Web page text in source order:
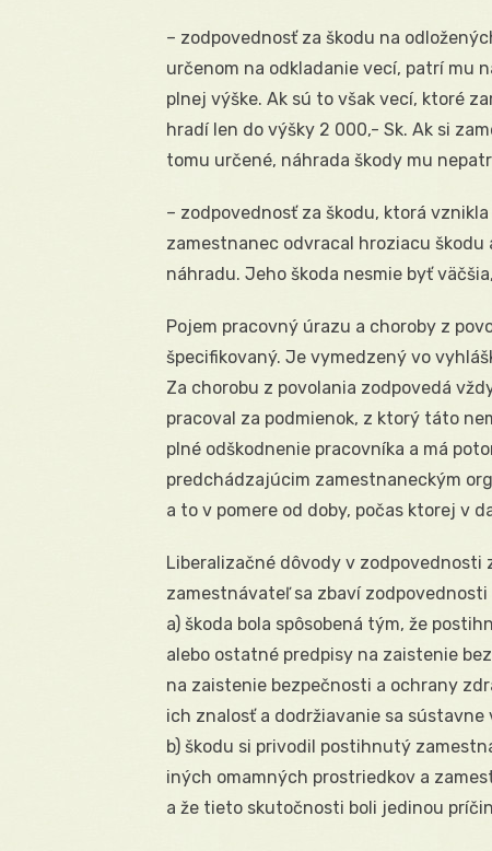
– zodpovednosť za škodu na
určenom na odkladanie vecí, patrí mu
plnej výške. Ak sú to však vecí, ktoré
hradí len do výšky 2 000,- Sk. Ak si
tomu určené, náhrada škody mu
– zodpovednosť za škodu, ktorá
zamestnanec odvracal hroziacu
náhradu. Jeho škoda nesmie byť
Pojem pracovný úrazu a choroby z
špecifikovaný. Je vymedzený vo
Za chorobu z povolania zodpovedá
pracoval za podmienok, z ktorý táto
plné odškodnenie pracovníka a má
predchádzajúcim zamestnaneckým
a to v pomere od doby, počas ktorej v
Liberalizačné dôvody v zodpovednosti
zamestnávateľ sa zbaví zodpovednosti
a) škoda bola spôsobená tým, že
alebo ostatné predpisy na zaistenie
na zaistenie bezpečnosti a ochrany
ich znalosť a dodržiavanie sa
b) škodu si privodil postihnutý
iných omamných prostriedkov a
a že tieto skutočnosti boli jedinou